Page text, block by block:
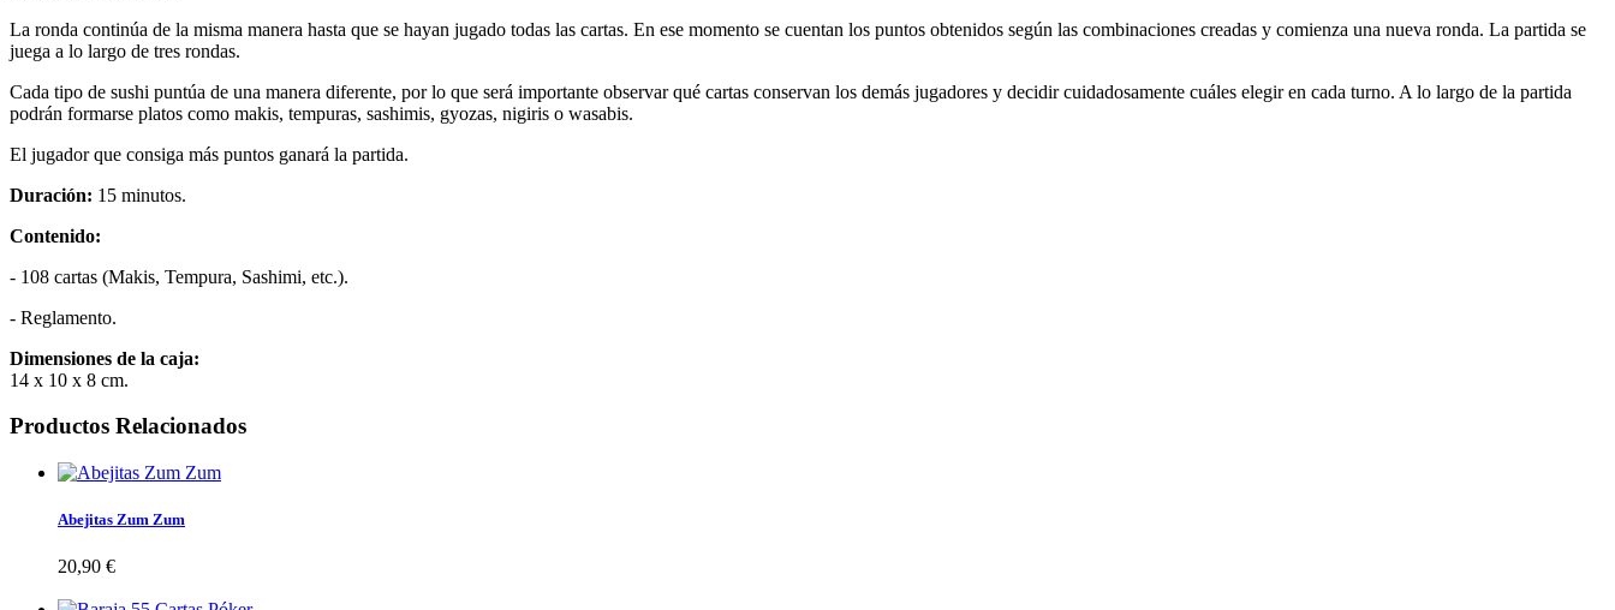
La ronda continúa de la misma manera hasta que se hayan jugado todas las cartas. En ese momento se cuentan los puntos obtenidos según las combinaciones creadas y comienza una nueva ronda. La partida se
juega a lo largo de tres rondas.
Cada tipo de sushi puntúa de una manera diferente, por lo que será importante observar qué cartas conservan los demás jugadores y decidir cuidadosamente cuáles elegir en cada turno. A lo largo de la partida
podrán formarse platos como makis, tempuras, sashimis, gyozas, nigiris o wasabis.
El jugador que consiga más puntos ganará la partida.
Duración: 15 minutos.
Contenido:
- 108 cartas (Makis, Tempura, Sashimi, etc.).
- Reglamento.
Dimensiones de la caja:
14 x 10 x 8 cm.
Productos Relacionados
Abejitas Zum Zum
20,90 €